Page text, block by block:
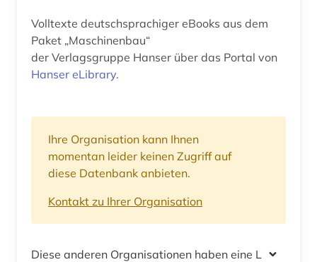
Volltexte deutschsprachiger eBooks aus dem
Paket „Maschinenbau“
der Verlagsgruppe Hanser über das Portal von
Hanser eLibrary.
Ihre Organisation kann Ihnen
momentan leider keinen Zugriff auf
diese Datenbank anbieten.
Kontakt zu Ihrer Organisation
Diese anderen Organisationen haben eine Lizenz